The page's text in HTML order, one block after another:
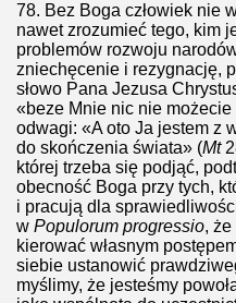
78. Bez Boga człowiek nie
nawet zrozumieć tego, kim
problemów rozwoju
zniechęcenie i rezygnację,
słowo Pana Jezusa
«beze Mnie nic nie możecie
odwagi: «A oto Ja jestem z
do skończenia świata» (Mt
której trzeba się podjąć,
obecność Boga przy tych,
i pracują dla
w Populorum progressio, że
kierować własnym
siebie ustanowić
myślimy, że jesteśmy